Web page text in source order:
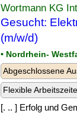
Wortmann KG
Gesucht:
(m/w/d)
• Nordrhein-
Abgeschlossene
Flexible
[. .. ] Erfolg und